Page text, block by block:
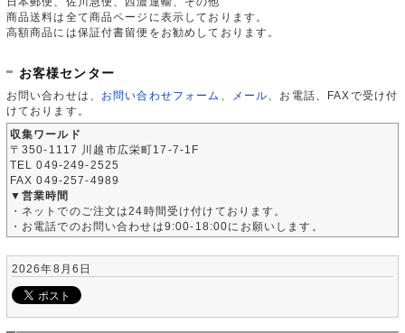
商品送料は全て商品ページに表示しております。
高額商品には保証付書留便をお勧めしております。
お客様センター
お問い合わせは、 お問い合わせフォーム メール 、お電話、FAXで受け付
けております。
収集ワールド
〒350-1117 川越市広栄町17-7-1F
TEL 049-249-2525
FAX 049-257-4989
▼営業時間
・ネットでのご注文は24時間受け付けております。
・お電話でのお問い合わせは9:00-18:00にお願いします。
2026年8月6日